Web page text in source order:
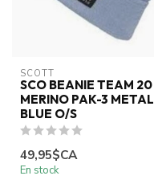
SCOTT
SCO BEANIE TEAM 20
MERINO PAK-3 METAL
BLUE O/S
49,95$CA
En stock